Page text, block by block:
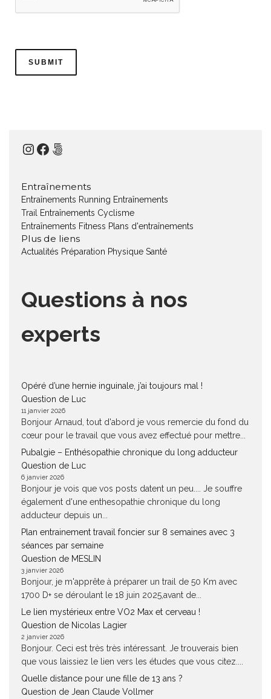
Instagram
Facebook
500px
Entraînements
Entraînements Running Entraînements
Trail
Entraînements Cyclisme
Entraînements Fitness Plans d'entraînements
Plus de liens
Actualités Préparation Physique Santé
Questions à nos
experts
Opéré d’une hernie inguinale, j’ai toujours mal !
Question de Luc
11 janvier 2026
Bonjour Arnaud, tout d'abord je vous remercie du fond du
cœur pour le travail que vous avez effectué pour mettre...
Pubalgie – Enthésopathie chronique du long adducteur
Question de Luc
6 janvier 2026
Bonjour je vois que vos posts datent un peu.... Je souffre
également d'une enthesopathie chronique du long
adducteur depuis un...
Plan entrainement travail foncier sur 8 semaines avec 3
séances par semaine
Question de MESLIN
3 janvier 2026
Bonjour, je m'apprête à préparer un trail de 50 Km avec
1700 D+ se déroulant le 18 juin 2025,avant de...
Le lien mystérieux entre VO2 Max et cerveau !
Question de Nicolas Lagier
2 janvier 2026
Bonjour. Ceci est très très intéressant. Je trouverais bien
que vous laissiez le lien vers les études que vous citez....
Quelle distance pour une fille de 13 ans ?
Question de Jean Claude Vollmer